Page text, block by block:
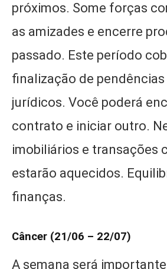
próximos. Some forças
as amizades e encerre
passado. Este período
finalização de
jurídicos. Você poderá
contrato e iniciar outro.
imobiliários e transações
estarão aquecidos.
finanças.
Câncer (21/06 – 22/07)
A semana será